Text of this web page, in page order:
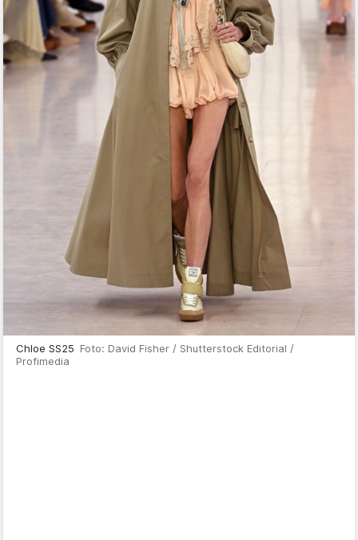
Chloe SS25 Foto: David Fisher / Shutterstock Editorial /
Profimedia